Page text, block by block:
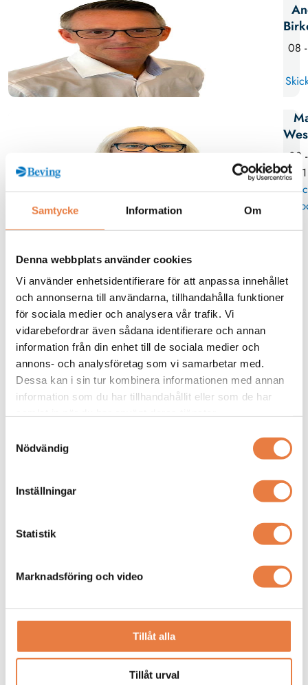
Samtycke Information Om
Denna webbplats använder cookies
Vi använder enhetsidentifierare för att anpassa innehållet
och annonserna till användarna, tillhandahålla funktioner
för sociala medier och analysera vår trafik. Vi
vidarebefordrar även sådana identifierare och annan
information från din enhet till de sociala medier och
annons- och analysföretag som vi samarbetar med.
Dessa kan i sin tur kombinera informationen med annan
information som du har tillhandahållit eller som de har
Nödvändig
Inställningar
Statistik
Marknadsföring och video
Tillåt alla
Tillåt urval
08
08
Beving
Kopplingsplint
Z211 Kopplingsplint
strömtransformatorer i
990 kr
Strömtransformatorer - delbara
MBS
Strömtransformator
MBS
Strömtransformator
KBR 18S